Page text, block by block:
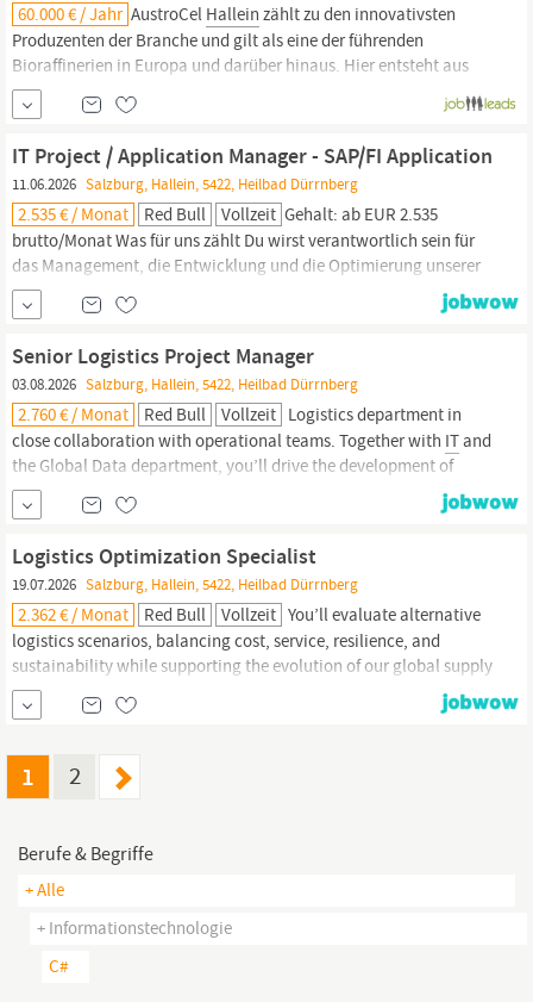
60.000 € / Jahr AustroCel Hallein zählt zu den innovativsten
Produzenten der Branche und gilt als eine der führenden
Bioraffinerien in Europa und darüber hinaus. Hier entsteht aus
Holz nicht nur Zellulose, sondern auch Bioethanol, ein Hydrogel
gegen trockene Böden, Biogas, Fernwärme und Grünstrom.
Werden Sie Teil eines Teams, das Verantwortung
IT Project / Application Manager - SAP/FI Application
11.06.2026 Salzburg, Hallein, 5422, Heilbad Dürrnberg
2.535 € / Monat Red Bull Vollzeit Gehalt: ab EUR 2.535
brutto/Monat Was für uns zählt Du wirst verantwortlich sein für
das Management, die Entwicklung und die Optimierung unserer
SAP FI-Anwendungen und finanzbezogenen Projekte. Du leitest
Projekte von der Planung bis zum Go-live und sorgst für einen
und Ressourcen für Projekte und...
Senior Logistics Project Manager
03.08.2026 Salzburg, Hallein, 5422, Heilbad Dürrnberg
2.760 € / Monat Red Bull Vollzeit Logistics department in
close collaboration with operational teams. Together with ITand
the Global Data department, you’ll drive the development of
reporting tools, dashboards, and analytics frameworks that
enable fact-based decision-making. By translating complex
recommendations to management and...
Logistics Optimization Specialist
19.07.2026 Salzburg, Hallein, 5422, Heilbad Dürrnberg
2.362 € / Monat Red Bull Vollzeit You’ll evaluate alternative
logistics scenarios, balancing cost, service, resilience, and
sustainability while supporting the evolution of our global supply
chain. DATA ANALYTICS & PERFORMANCE MANAGEMENT You’ll
define and maintain logistics KPIs, develop reporting
enhance dashboards and...
1 2
Berufe & Begriffe
+ Alle
+ Informationstechnologie
C#